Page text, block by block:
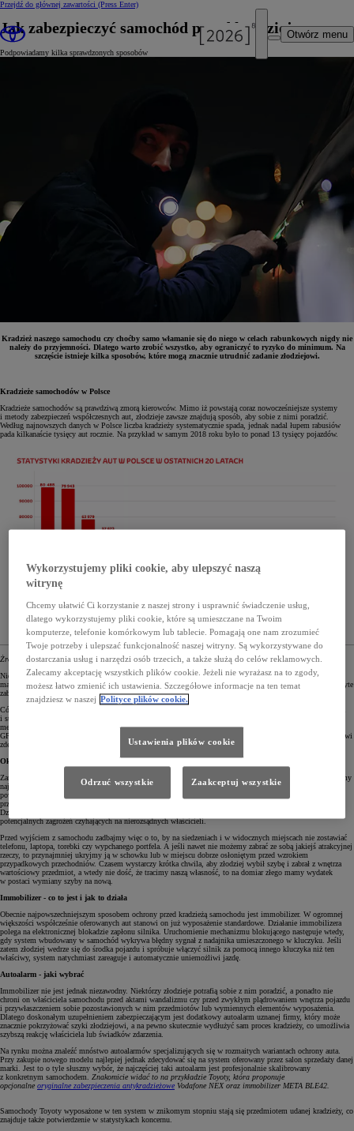
Przejdź do głównej zawartości (Press Enter)
Otwórz menu
Jak zabezpieczyć samochód przed kradzieżą
Podpowiadamy kilka sprawdzonych sposobów
Kradzież naszego samochodu czy choćby samo włamanie się do niego w celach rabunkowych nigdy nie
należy do przyjemności. Dlatego warto zrobić wszystko, aby ograniczyć to ryzyko do minimum. Na
szczęście istnieje kilka sposobów, które mogą znacznie utrudnić zadanie złodziejowi.
Kradzieże samochodów w Polsce
Kradzieże samochodów są prawdziwą zmorą kierowców. Mimo iż powstają coraz nowocześniejsze systemy
i metody zabezpieczeń współczesnych aut, złodzieje zawsze znajdują sposób, aby sobie z nimi poradzić.
Według najnowszych danych w Polsce liczba kradzieży systematycznie spada, jednak nadal łupem rabusiów
pada kilkanaście tysięcy aut rocznie. Na przykład w samym 2018 roku było to ponad 13 tysięcy pojazdów.
Żródło danych: www.statystyka.policja.pl
Niestety nie wszystkie samochody udaje się odzyskać, część z nich została zdewastowana lub zdemontowana
ma podzespoły, a procedury odszkodowań są mozolne i uciążliwe. Dlatego dobrze jest zainwestować w należyte
zabezpieczenia i spać spokojniej.
Cóż, nawet jeśli teoretycznie każdy alarm można obejść, nie zaszkodzi nieco skomplikować złodziejom życia
i stosować maksymalnie skuteczne systemy ochrony. Na rynku można znaleźć rozmaite zabezpieczenia, od
mechanicznych metod i blokad po najnowocześniejsze autoalarmy z czujnikiem przechyłu i monitoringiem
GPS. Jeśli dodatkowo wykorzystamy kilka zabezpieczeń jednocześnie, nasze szanse na utarcie nosa złodziejowi
zdecydowanie wzrosną.
Okazja czyni złodzieja
Zanim przedstawimy najskuteczniejsze aktualnie sposoby zabezpieczeń samochodu przed kradzieżą, poświęćmy
najpierw kilka słów na temat zwykłej codziennej przezorności. Weźmy sobie zatem do serca popularne
powiedzenie „okazja czyni złodzieja” i starajmy się nie kusić losu. Nie zostawiajmy więc w aucie cennych
przedmiotów, otwartych okien czy po prostu nie parkujmy w miejscach podejrzanych czy niestrzeżonych.
Dzięki zachowaniu takiej podstawowej czujności i zapobiegliwości z pewnością uda nam się uniknąć wielu
potencjalnych zagrożeń czyhających na nierozsądnych właścicieli.
Przed wyjściem z samochodu zadbajmy więc o to, by na siedzeniach i w widocznych miejscach nie zostawiać
telefonu, laptopa, torebki czy wypchanego portfela. A jeśli nawet nie możemy zabrać ze sobą jakiejś atrakcyjnej
rzeczy, to przynajmniej ukryjmy ją w schowku lub w miejscu dobrze osłoniętym przed wzrokiem
przypadkowych przechodniów. Czasem wystarczy krótka chwila, aby złodziej wybił szybę i zabrał z wnętrza
wartościowy przedmiot, a wtedy nie dość, że tracimy naszą własność, to na domiar złego mamy wydatek
w postaci wymiany szyby na nową.
Immobilizer - co to jest i jak to działa
Obecnie najpowszechniejszym sposobem ochrony przed kradzieżą samochodu jest immobilizer. W ogromnej
większości współcześnie oferowanych aut stanowi on już wyposażenie standardowe. Działanie immobilizera
polega na elektronicznej blokadzie zapłonu silnika. Uruchomienie mechanizmu blokującego następuje wtedy,
gdy system wbudowany w samochód wykrywa błędny sygnał z nadajnika umieszczonego w kluczyku. Jeśli
zatem złodziej wedrze się do środka pojazdu i spróbuje włączyć silnik za pomocą innego kluczyka niż ten
właściwy, system natychmiast zareaguje i automatycznie uniemożliwi jazdę.
Autoalarm - jaki wybrać
Immobilizer nie jest jednak niezawodny. Niektórzy złodzieje potrafią sobie z nim poradzić, a ponadto nie
chroni on właściciela samochodu przed aktami wandalizmu czy przed zwykłym plądrowaniem wnętrza pojazdu
i przywłaszczeniem sobie pozostawionych w nim przedmiotów lub wymiennych elementów wyposażenia.
Dlatego doskonałym uzupełnieniem zabezpieczającym jest dodatkowy autoalarm uznanej firmy, który może
znacznie pokrzyżować szyki złodziejowi, a na pewno skutecznie wydłużyć sam proces kradzieży, co umożliwia
szybszą reakcję właściciela lub świadków zdarzenia.
Na rynku można znaleźć mnóstwo autoalarmów specjalizujących się w rozmaitych wariantach ochrony auta.
Przy zakupie nowego modelu najlepiej jednak zdecydować się na system oferowany przez salon sprzedaży danej
marki. Jest to o tyle słuszny wybór, że najczęściej taki autoalarm jest profesjonalnie skalibrowany
z konkretnym samochodem. Znakomicie widać to na przykładzie Toyoty, która proponuje
opcjonalne oryginalne zabezpieczenia antykradzieżowe Vodafone NEX oraz immobilizer META BLE42.
Samochody Toyoty wyposażone w ten system w znikomym stopniu stają się przedmiotem udanej kradzieży, co
znajduje także potwierdzenie w statystykach koncernu.
Wykorzystujemy pliki cookie, aby ulepszyć naszą
witrynę
Chcemy ułatwić Ci korzystanie z naszej strony i usprawnić świadczenie usług,
dlatego wykorzystujemy pliki cookie, które są umieszczane na Twoim
komputerze, telefonie komórkowym lub tablecie. Pomagają one nam zrozumieć
Twoje potrzeby i ulepszać funkcjonalność naszej witryny. Są wykorzystywane do
dostarczania usług i narzędzi osób trzecich, a także służą do celów reklamowych.
Zalecamy akceptację wszystkich plików cookie. Jeżeli nie wyrażasz na to zgody,
możesz łatwo zmienić ich ustawienia. Szczegółowe informacje na ten temat
znajdziesz w naszej Polityce plików cookie.
Ustawienia plików cookie
Odrzuć wszystkie Zaakceptuj wszystkie